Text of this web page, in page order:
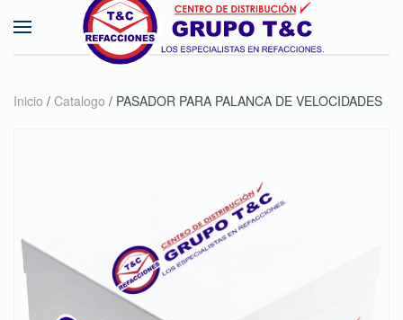
Skip to main content
Inicio / Catalogo / PASADOR PARA PALANCA DE VELOCIDADES